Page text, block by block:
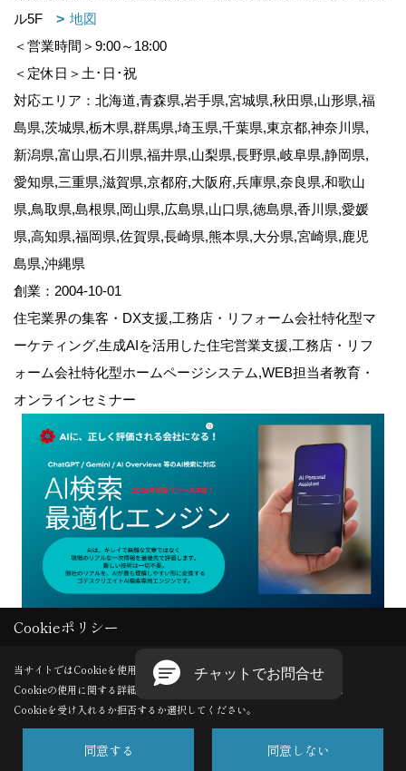
ル5F
地図
＜営業時間＞9:00～18:00
＜定休日＞土･日･祝
対応エリア：北海道,青森県,岩手県,宮城県,秋田県,山形県,福
島県,茨城県,栃木県,群馬県,埼玉県,千葉県,東京都,神奈川県,
新潟県,富山県,石川県,福井県,山梨県,長野県,岐阜県,静岡県,
愛知県,三重県,滋賀県,京都府,大阪府,兵庫県,奈良県,和歌山
県,鳥取県,島根県,岡山県,広島県,山口県,徳島県,香川県,愛媛
県,高知県,福岡県,佐賀県,長崎県,熊本県,大分県,宮崎県,鹿児
島県,沖縄県
創業：2004-10-01
住宅業界の集客・DX支援,工務店・リフォーム会社特化型マ
ーケティング,生成AIを活用した住宅営業支援,工務店・リフ
ォーム会社特化型ホームページシステム,WEB担当者教育・
オンラインセミナー
Copyright (c) GODDESS CREATE. All Rights Reserved.
Produced byゴデスクリエイト
Cookieポリシー
当サイトではCookieを使用します。
Cookieの使用に関する詳細は 「プライバシーポリシー
」をご覧ください。
Cookieを受け入れるか拒否するか選択してください。
同意する 同意しない